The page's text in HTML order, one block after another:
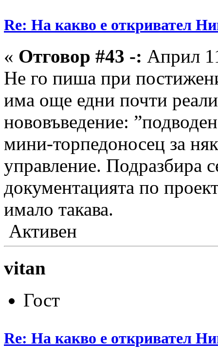
Re: На какво е откривател
« Отговор #43 -: Април
Не го пиша при
има още едни почти
нововъведение:
мини-торпедоносец за
управление. Подразбира
документацията по
имало такава.
Активен
vitan
Гост
Re: На какво е откривател